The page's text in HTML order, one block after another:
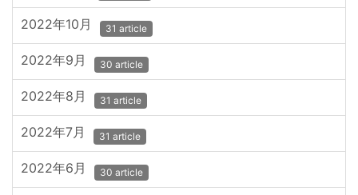
2022年10月 31 article
2022年9月 30 article
2022年8月 31 article
2022年7月 31 article
2022年6月 30 article